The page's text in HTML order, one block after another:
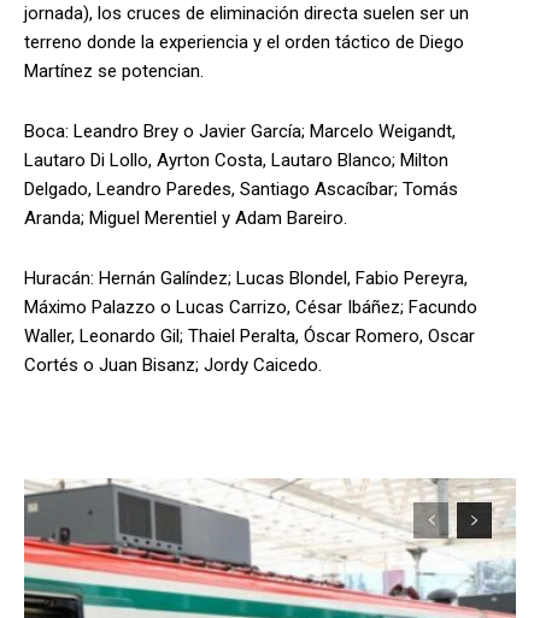
jornada), los cruces de eliminación directa suelen ser un
terreno donde la experiencia y el orden táctico de Diego
Martínez se potencian.
Boca: Leandro Brey o Javier García; Marcelo Weigandt,
Lautaro Di Lollo, Ayrton Costa, Lautaro Blanco; Milton
Delgado, Leandro Paredes, Santiago Ascacíbar; Tomás
Aranda; Miguel Merentiel y Adam Bareiro.
Huracán: Hernán Galíndez; Lucas Blondel, Fabio Pereyra,
Máximo Palazzo o Lucas Carrizo, César Ibáñez; Facundo
Waller, Leonardo Gil; Thaiel Peralta, Óscar Romero, Oscar
Cortés o Juan Bisanz; Jordy Caicedo.